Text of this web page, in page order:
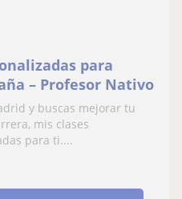
para
– Profesor Nativo
y buscas mejorar tu
mis clases
para ti....